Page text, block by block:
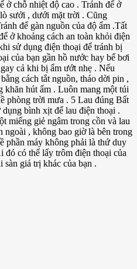
ở chỗ nhiệt độ cao . Tránh để ở
sưởi , dưới mặt trời . Cũng
để gàn nguồn của độ ẩm .Tất
ở khoảng cách an toàn khỏi điện
sử dụng điện thoại để tránh bị
của bạn gần hồ nước hay bể bơi
cả khi bị ẩm ướt nhẹ . Nếu
cách tắt nguồn, tháo dời pin ,
khăn hút ẩm . Luôn mang một túi
phòng trời mưa . 5 Lau đúng Bất
bình xịt để lau điện thoại .
miếng giẻ ngâm trong cồn và lau
ngoài , không bao giờ là bên trong
phần máy không phải là thứ duy
đó có thể lấy trôm điện thoại của
giá trị khác của bạn .